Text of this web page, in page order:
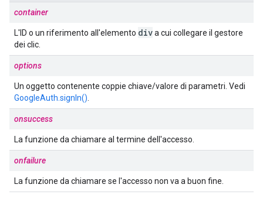
container
L'ID o un riferimento all'elemento diva cui collegare il gestore
dei clic.
options
Un oggetto contenente coppie chiave/valore di parametri. Vedi
GoogleAuth.signIn()
onsuccess
La funzione da chiamare al termine dell'accesso.
onfailure
La funzione da chiamare se l'accesso non va a buon fine.